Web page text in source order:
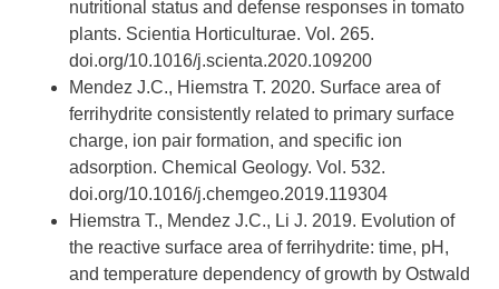
nutritional status and defense responses in tomato
plants. Scientia Horticulturae. Vol. 265.
doi.org/10.1016/j.scienta.2020.109200
Mendez J.C., Hiemstra T. 2020. Surface area of
ferrihydrite consistently related to primary surface
charge, ion pair formation, and specific ion
adsorption. Chemical Geology. Vol. 532.
doi.org/10.1016/j.chemgeo.2019.119304
Hiemstra T., Mendez J.C., Li J. 2019. Evolution of
the reactive surface area of ferrihydrite: time, pH,
and temperature dependency of growth by Ostwald